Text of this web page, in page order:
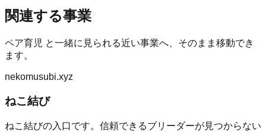
関連する事業
ペア育児 と一緒に見られる近い事業へ、そのまま移動でき
ます。
nekomusubi.xyz
ねこ結び
ねこ結びの入口です。信頼できるブリーダーが見つからない